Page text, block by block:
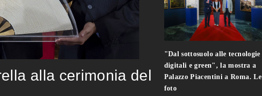
alla cerimonia del
"Dal sottosuolo alle tecnologie
digitali e green", la mostra a
Palazzo Piacentini a Roma. Le
foto